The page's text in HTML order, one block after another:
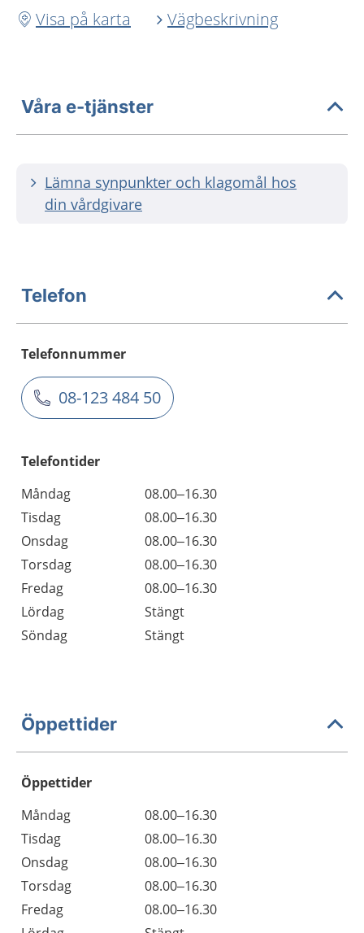
Visa på karta
Vägbeskrivning
Våra e-tjänster
Lämna synpunkter och klagomål hos
din vårdgivare
Telefon
Telefonnummer
08-123 484 50
Telefontider
Måndag
08.00–16.30
Tisdag
08.00–16.30
Onsdag
08.00–16.30
Torsdag
08.00–16.30
Fredag
08.00–16.30
Lördag
Stängt
Söndag
Stängt
Öppettider
Öppettider
Dag
Öppettider
Kommentarer
Måndag
08.00–16.30
Tisdag
08.00–16.30
Onsdag
08.00–16.30
Torsdag
08.00–16.30
Fredag
08.00–16.30